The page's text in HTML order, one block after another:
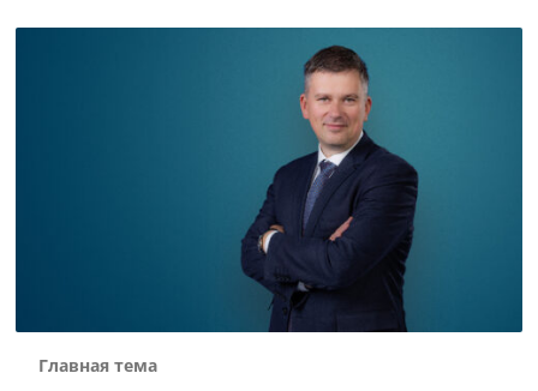
Главная тема